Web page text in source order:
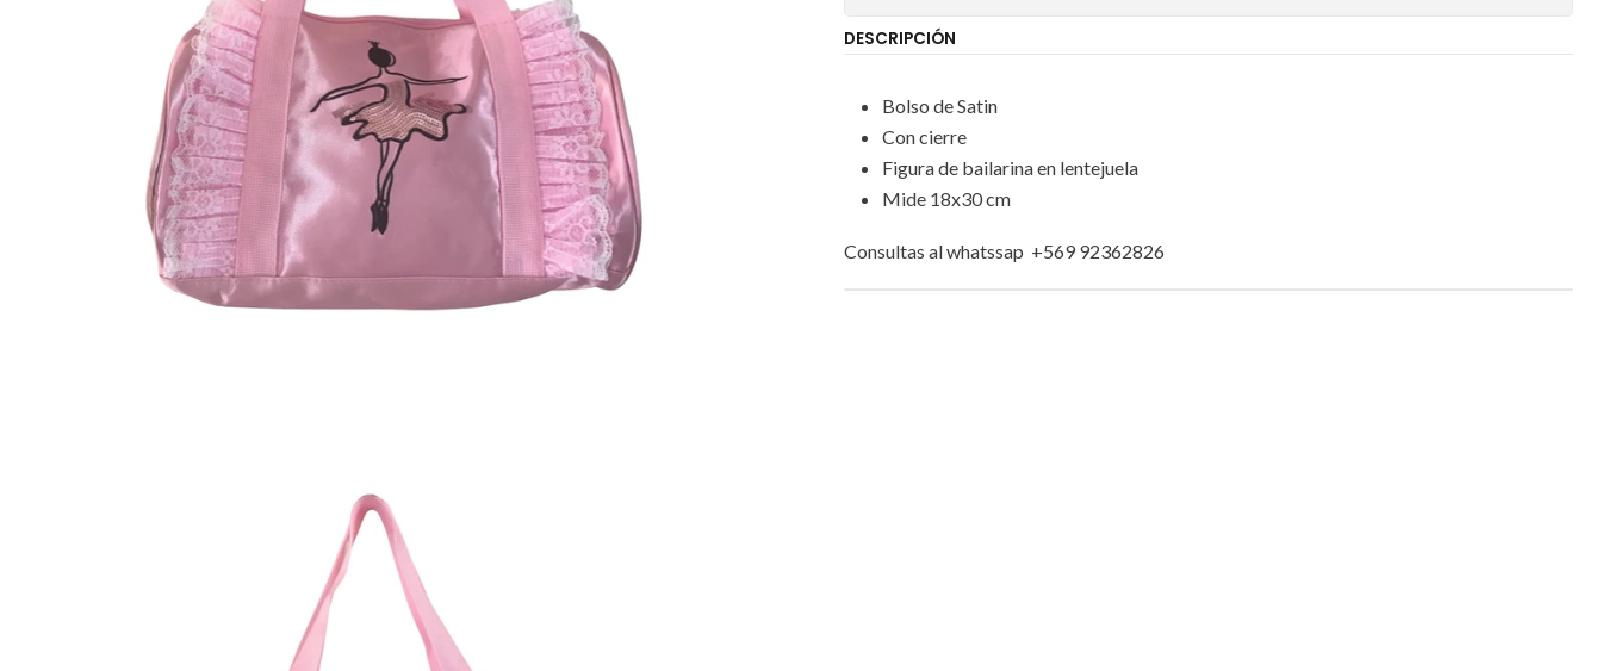
DESCRIPCIÓN
Bolso de Satin
Con cierre
Figura de bailarina en lentejuela
Mide 18x30 cm
Consultas al whatssap +569 92362826